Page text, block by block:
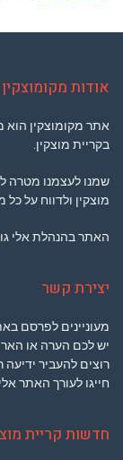
אודות מקומוצקין
אתר מקומוצקין הוא
בקריית מוצקין.
שמנו לעצמנו מטרה
מוצקין ולדווח על כל
האתר בהנהלת אלי
יצירת קשר
מעוניינים לפרסם
יש לכם הערה או
רוצים להעביר ידיעה
חייגו לעורך האתר
חדשות קריית